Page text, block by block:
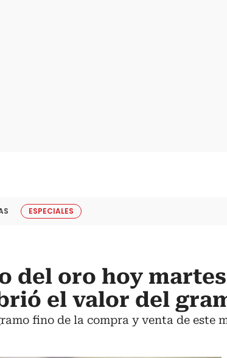
ESPECIALES
del oro hoy
el valor del
fino de la compra y venta de este